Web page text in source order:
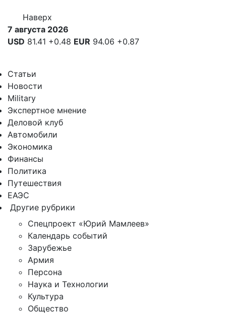
Наверх
7 августа 2026
USD 81.41 +0.48 EUR 94.06 +0.87
Статьи
Новости
Military
Экспертное мнение
Деловой клуб
Автомобили
Экономика
Финансы
Политика
Путешествия
ЕАЭС
Другие рубрики
Спецпроект «Юрий Мамлеев»
Календарь событий
Зарубежье
Армия
Персона
Наука и Технологии
Культура
Общество